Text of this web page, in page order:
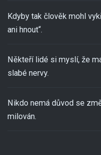
Kdyby tak člověk mohl
ani hnout“.
Někteří lidé si myslí, že
slabé nervy.
Nikdo nemá důvod se
milován.